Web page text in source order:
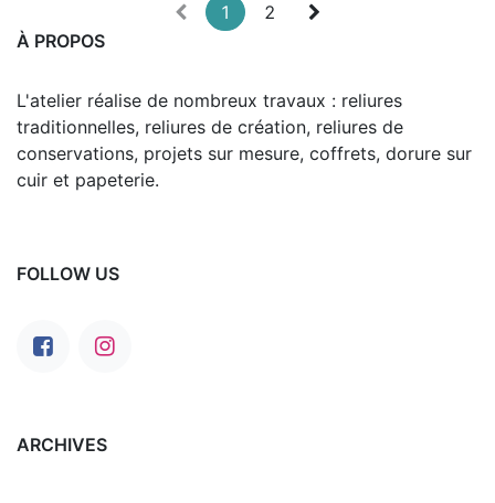
1
2
À PROPOS
L'atelier réalise de nombreux travaux : reliures
traditionnelles, reliures de création, reliures de
conservations, projets sur mesure, coffrets, dorure sur
cuir et papeterie.
FOLLOW US
ARCHIVES